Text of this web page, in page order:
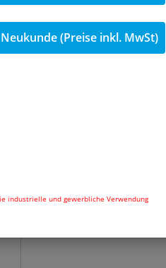
Neukunde (Preise inkl. MwSt)
industrielle und gewerbliche Verwendung
118,75 €
Menge Stk.